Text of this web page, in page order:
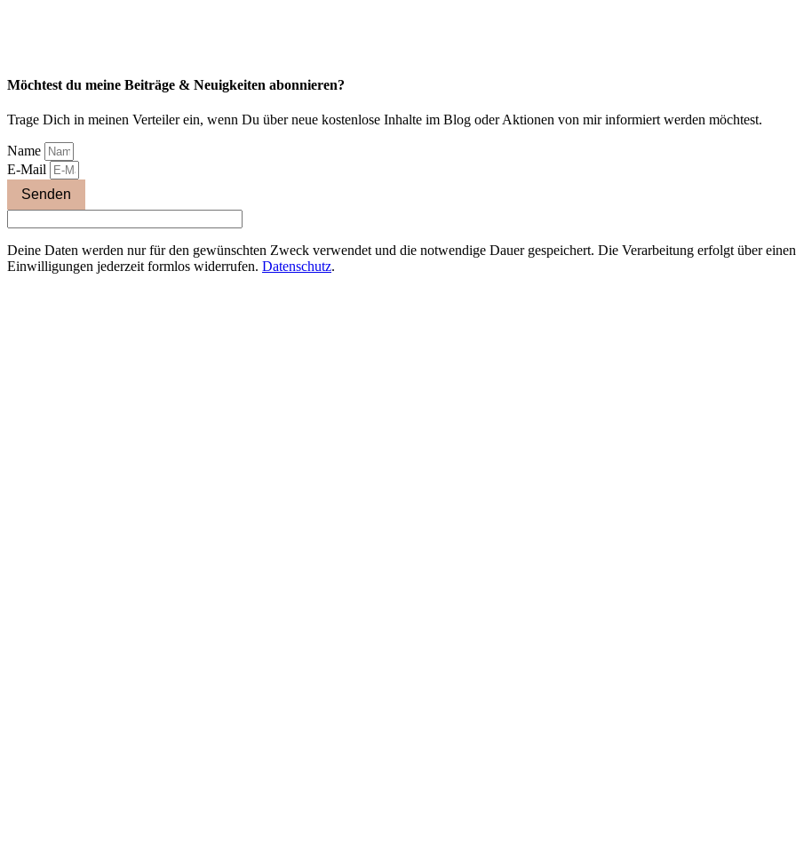
Möchtest du meine Beiträge & Neuigkeiten abonnieren?
Trage Dich in meinen Verteiler ein, wenn Du über neue kostenlose Inhalte im Blog oder Aktionen von mir informiert werden möchtest.
Name
E-Mail
Senden
Deine Daten werden nur für den gewünschten Zweck verwendet und die notwendige Dauer gespeichert. Die Verarbeitung erfolgt über
Einwilligungen jederzeit formlos widerrufen. Datenschutz.